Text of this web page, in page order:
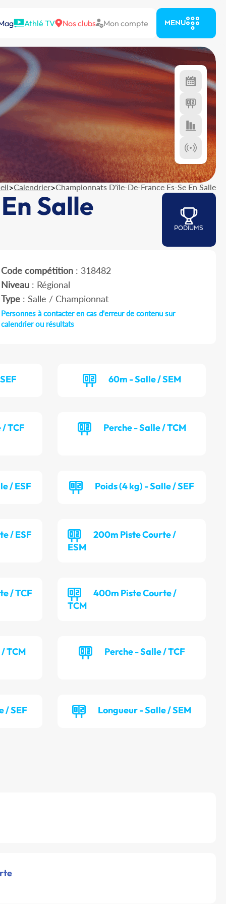
Athlé TV Nos clubs Mon compte MENU
>Calendrier>Championnats D'île-De-France Es-Se En Salle
Salle
PODIUMS
Code compétition: 318482
Niveau: Régional
Type: Salle / Championnat
Personnes à contacter en cas d'erreur de contenu sur
calendrier ou résultats
60m - Salle / SEM
TCF Perche - Salle / TCM
/ ESF Poids (4 kg) - Salle / SEF
/ ESF
200m Piste Courte /
ESM
/ TCF
400m Piste Courte /
TCM
TCM Perche - Salle / TCF
/ SEF Longueur - Salle / SEM